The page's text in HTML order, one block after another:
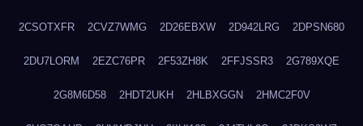
2CSOTXFR 2CVZ7WMG 2D26EBXW 2D942LRG 2DPSN680
2DU7LORM 2EZC76PR 2F53ZH8K 2FFJSSR3 2G789XQE
2G8M6D58 2HDT2UKH 2HLBXGGN 2HMC2F0V